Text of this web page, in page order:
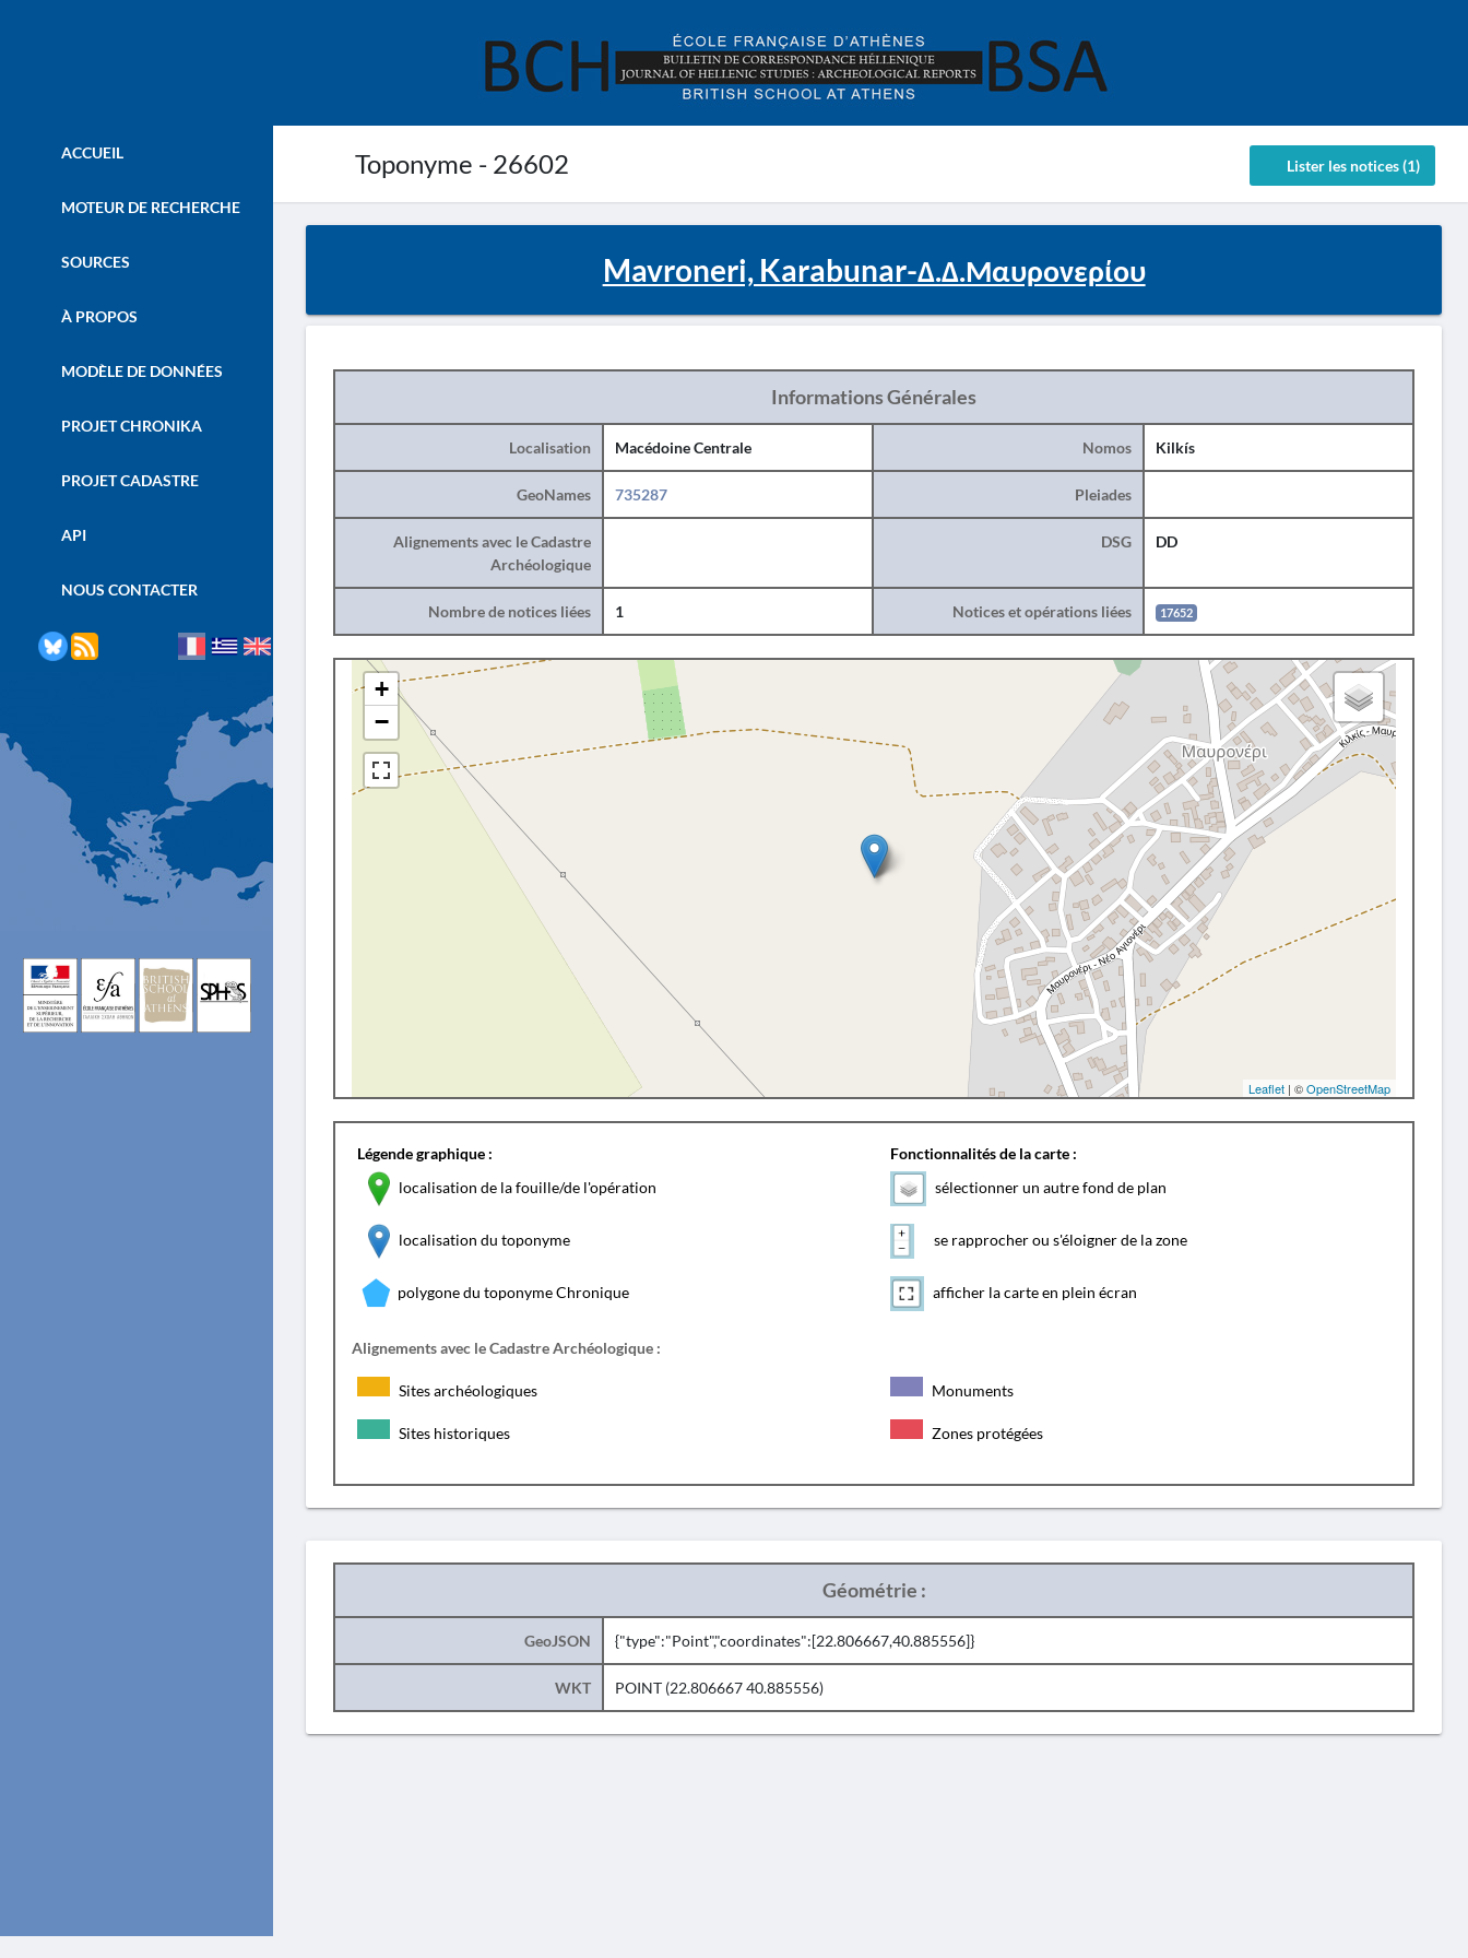
Toponyme - 26602 Lister les notices (1)
ACCUEIL
MOTEUR DE RECHERCHE
SOURCES
À PROPOS
MODÈLE DE DONNÉES
PROJET CHRONIKA
PROJET CADASTRE
API
NOUS CONTACTER
Mavroneri, Karabunar-Δ.Δ.Μαυρονερίου
Informations Générales
Localisation Macédoine Centrale Nomos Kilkís
GeoNames 735287 Pleiades
Alignements avec le Cadastre
Archéologique
DSG DD
Nombre de notices liées 1 Notices et opérations liées 17652
+
−
Leaflet | ©OpenStreetMap
Légende graphique :
localisation de la fouille/de l'opération
localisation du toponyme
polygone du toponyme Chronique
Fonctionnalités de la carte :
sélectionner un autre fond de plan
se rapprocher ou s'éloigner de la zone
afficher la carte en plein écran
Alignements avec le Cadastre Archéologique :
Sites archéologiques Monuments
Sites historiques Zones protégées
Géométrie :
GeoJSON {"type":"Point","coordinates":[22.806667,40.885556]}
WKT POINT (22.806667 40.885556)